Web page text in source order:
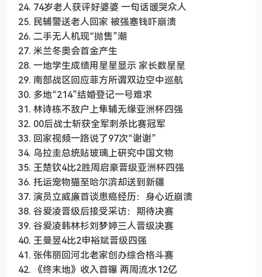
24. 74岁老人获评好婆婆 一句话暖哭众人
25. 民辅警送老人回家 被强塞钱吓崩溃
26. 二手无人机现“抛售”潮
27. 米兰冬奥会首金产生
28. 一地学生成绩用星星显示 家长数星星
29. 南部战区回应菲方所谓双边空中巡航
30. 多地“214”结婚登记一号难求
31. 林诗栋不敌户上隼辅无缘亚洲杯四强
32. 00后战士斩获全军刺杀比赛冠军
33. 回家视频一路说了97次“谢谢”
34. 乌拉圭总统贴玻璃上研究中国文物
35. 王楚钦4比2胜周启豪晋级亚洲杯四强
36. 托运宠物猫至哈尔滨却送到新疆
37. 演员立威廉首谈患癌经历：身心近崩溃
38. 谷爱凌晋级后接受采访：期待决赛
39. 谷爱凌韩林杉刘梦婷三人晋级决赛
40. 王曼昱4比2申裕斌晋级四强
41. 张伟丽回河北老家创办综合格斗赛
42. 《终末地》收入首曝 两周流水12亿